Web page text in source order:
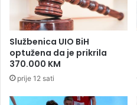
a
Službenica UIO BiH
optužena da je prikrila
370.000 KM
prije 12 sati